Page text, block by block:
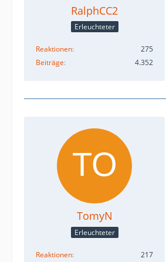
RalphCC2
Erleuchteter
Reaktionen
275
Beiträge
4.352
TomyN
Erleuchteter
Reaktionen
217